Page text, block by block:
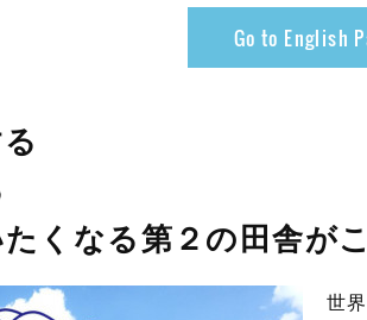
Go to English
くなる第２の田舎が
世